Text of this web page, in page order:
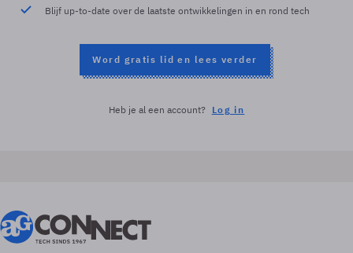
Blijf up-to-date over de laatste ontwikkelingen in en rond tech
Word gratis lid en lees verder
Heb je al een account? Log in